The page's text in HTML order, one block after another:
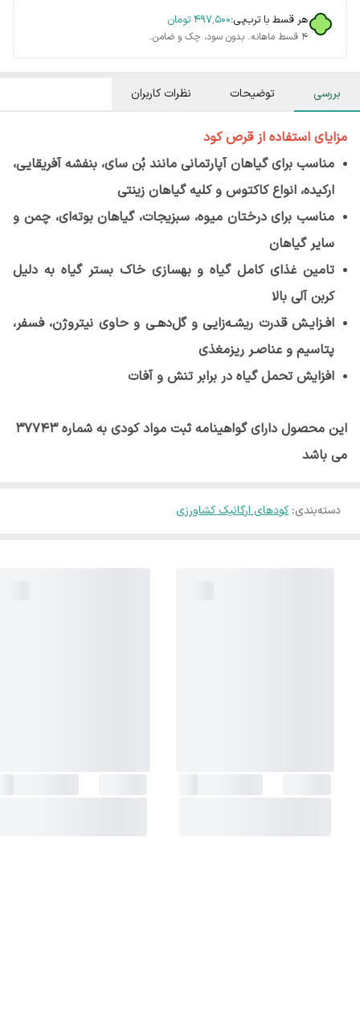
هر قسط با ترب‌پی:۴۹۷٬۵۰۰ تومان
۴ قسط ماهانه. بدون سود، چک و ضامن.
بررسی توضیحات نظرات کاربران
مزایای استفاده از قرص کود
مناسب برای گیاهان آپارتمانی مانند بُن سای، بنفشه آفریقایی،
ارکیده، انواع کاکتوس و کلیه گیاهان زینتی
مناسب برای درختان میوه، سبزیجات، گیاهان بوته‌ای، چمن و
سایر گیاهان
تامین غذای کامل گیاه و بهسازی خاک بستر گیاه به دلیل
کربن آلی بالا
افـزایـش قدرت ریشـه‌زایی و گل‌دهـی و حاوی نیتروژن، فسفر،
پتاسیم و عناصـر ریزمغذی
افزایش تحمل گیاه در برابر تنش و آفات
این محصول دارای گواهینامه ثبت مواد کودی به شماره 37743
می باشد
دسته‌بندی:کودهای ارگانیک کشاورزی